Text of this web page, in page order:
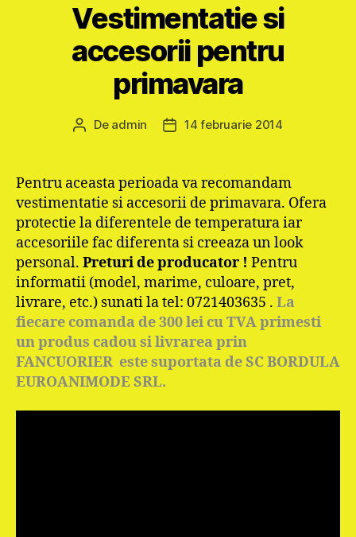
Vestimentatie si
accesorii pentru
primavara
Autor
De admin
Dată14 februarie 2014
Pentru aceasta perioada va recomandam
vestimentatie si accesorii de primavara. Ofera
protectie la diferentele de temperatura iar
accesoriile fac diferenta si creeaza un look
personal. Preturi de producator ! Pentru
informatii (model, marime, culoare, pret,
livrare, etc.) sunati la tel: 0721403635 . La
fiecare comanda de 300 lei cu TVA primesti
un produs cadou si livrarea prin
FANCUORIER este suportata de SC BORDULA
EUROANIMODE SRL.